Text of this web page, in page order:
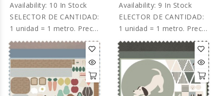
Availability: 10 In Stock
SELECTOR DE CANTIDAD:
1 unidad = 1 metro. Precio
por metro.
Availability: 9 In Stock
ELECTOR DE CANTIDAD:
1 unidad = 1 metro. Precio
por metro.